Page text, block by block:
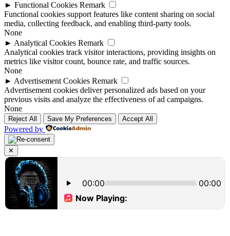
► Functional Cookies Remark
Functional cookies support features like content sharing on social
media, collecting feedback, and enabling third-party tools.
None
► Analytical Cookies Remark
Analytical cookies track visitor interactions, providing insights on
metrics like visitor count, bounce rate, and traffic sources.
None
► Advertisement Cookies Remark
Advertisement cookies deliver personalized ads based on your
previous visits and analyze the effectiveness of ad campaigns.
None
Reject All Save My Preferences Accept All
Powered by
✕